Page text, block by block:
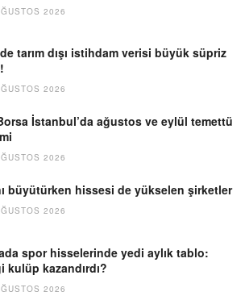
2026
tarım dışı istihdam verisi büyük süpriz
2026
İstanbul’da ağustos ve eylül temettü
2026
büyütürken hissesi de yükselen şirketler
2026
spor hisselerinde yedi aylık tablo:
kulüp kazandırdı?
2026